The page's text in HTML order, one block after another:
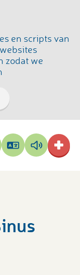
en scripts van
zodat we
Pagina
vertalen
Pagina
voorlezen